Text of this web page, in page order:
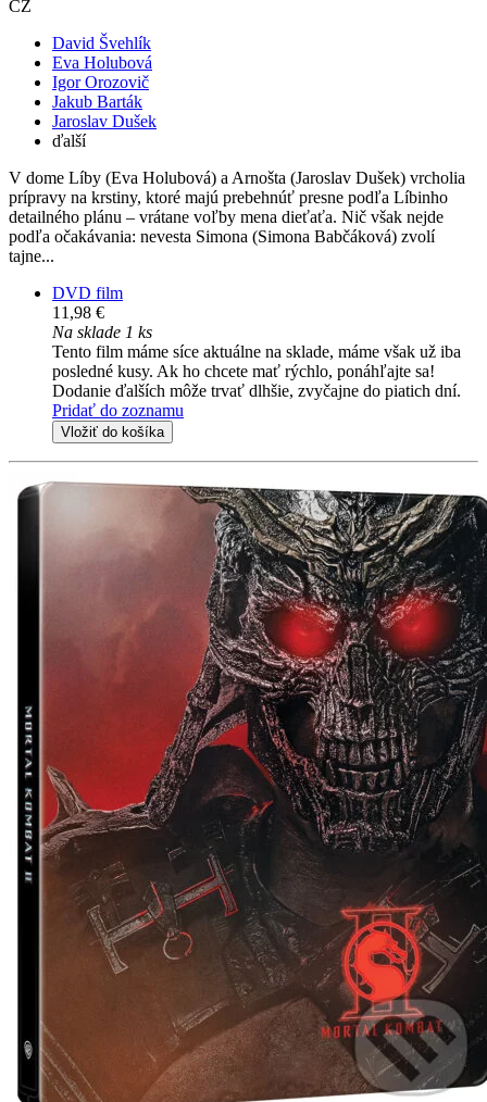
CZ
David Švehlík
Eva Holubová
Igor Orozovič
Jakub Barták
Jaroslav Dušek
ďalší
V dome Líby (Eva Holubová) a Arnošta (Jaroslav Dušek) vrcholia
prípravy na krstiny, ktoré majú prebehnúť presne podľa Líbinho
detailného plánu – vrátane voľby mena dieťaťa. Nič však nejde
podľa očakávania: nevesta Simona (Simona Babčáková) zvolí
tajne...
DVD film
11,98 €
Na sklade 1 ks
Tento film máme síce aktuálne na sklade, máme však už iba
posledné kusy. Ak ho chcete mať rýchlo, ponáhľajte sa!
Dodanie ďalších môže trvať dlhšie, zvyčajne do piatich dní.
Pridať do zoznamu
Vložiť do košíka